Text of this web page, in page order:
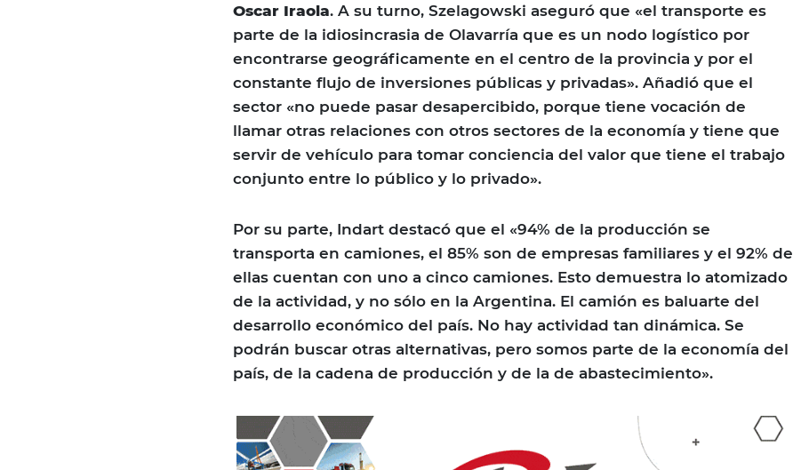
Oscar Iraola. A su turno, Szelagowski aseguró que «el transporte es
parte de la idiosincrasia de Olavarría que es un nodo logístico por
encontrarse geográficamente en el centro de la provincia y por el
constante flujo de inversiones públicas y privadas». Añadió que el
sector «no puede pasar desapercibido, porque tiene vocación de
llamar otras relaciones con otros sectores de la economía y tiene que
servir de vehículo para tomar conciencia del valor que tiene el trabajo
conjunto entre lo público y lo privado».
Por su parte, Indart destacó que el «94% de la producción se
transporta en camiones, el 85% son de empresas familiares y el 92% de
ellas cuentan con uno a cinco camiones. Esto demuestra lo atomizado
de la actividad, y no sólo en la Argentina. El camión es baluarte del
desarrollo económico del país. No hay actividad tan dinámica. Se
podrán buscar otras alternativas, pero somos parte de la economía del
país, de la cadena de producción y de la de abastecimiento».